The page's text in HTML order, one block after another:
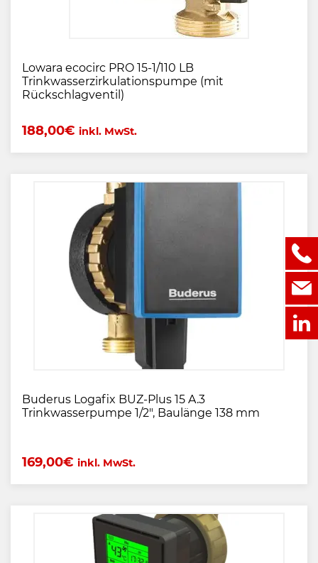
Lowara ecocirc PRO 15-1/110 LB
Trinkwasserzirkulationspumpe (mit
Rückschlagventil)
188,00€ inkl. MwSt.
Buderus Logafix BUZ-Plus 15 A.3
Trinkwasserpumpe 1/2", Baulänge 138 mm
169,00€ inkl. MwSt.